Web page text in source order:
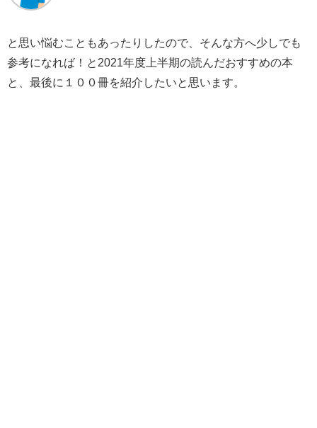
と思い悩むこともあったりしたので、そんな方へ少しでも
参考になれば！と2021年度上半期の読んだおすすめの本
と、最後に１００冊を紹介したいと思います。